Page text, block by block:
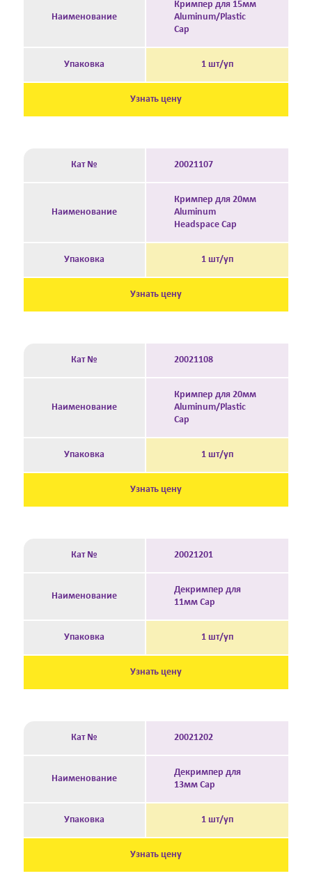
Наименование
Кримпер для 15мм
Aluminum/Plastic
Cap
Упаковка 1 шт/уп
Узнать цену
Кат № 20021107
Наименование
Кримпер для 20мм
Aluminum
Headspace Cap
Упаковка 1 шт/уп
Узнать цену
Кат № 20021108
Наименование
Кримпер для 20мм
Aluminum/Plastic
Cap
Упаковка 1 шт/уп
Узнать цену
Кат № 20021201
Наименование
Декримпер для
11мм Cap
Упаковка 1 шт/уп
Узнать цену
Кат № 20021202
Наименование
Декримпер для
13мм Cap
Упаковка 1 шт/уп
Узнать цену